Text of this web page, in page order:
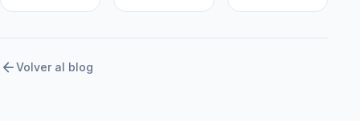
arrow_backVolver al blog